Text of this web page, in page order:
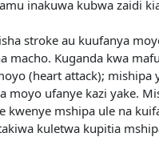
inakuwa kubwa zaidi
stroke au kuufanya
macho. Kuganda kwa
(heart attack);
moyo ufanye kazi yake.
kwenye mshipa ule na
kuletwa kupitia